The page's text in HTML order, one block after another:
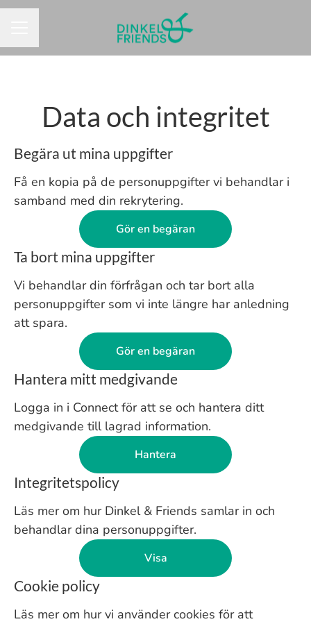
Data och integritet
Begära ut mina uppgifter
Få en kopia på de personuppgifter vi behandlar i
samband med din rekrytering.
Gör en begäran
Ta bort mina uppgifter
Vi behandlar din förfrågan och tar bort alla
personuppgifter som vi inte längre har anledning
att spara.
Gör en begäran
Hantera mitt medgivande
Logga in i Connect för att se och hantera ditt
medgivande till lagrad information.
Hantera
Integritetspolicy
Läs mer om hur Dinkel & Friends samlar in och
behandlar dina personuppgifter.
Visa
Cookie policy
Läs mer om hur vi använder cookies för att